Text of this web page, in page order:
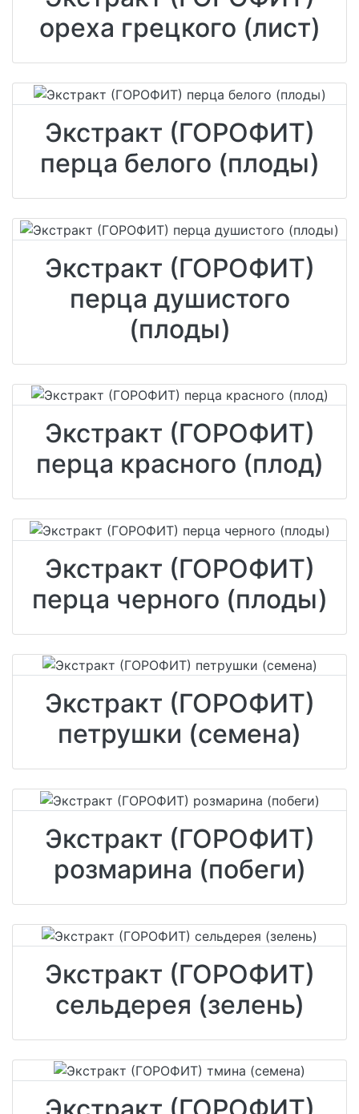
ореха грецкого (лист)
Экстракт (ГОРОФИТ)
перца белого (плоды)
Экстракт (ГОРОФИТ)
перца душистого
(плоды)
Экстракт (ГОРОФИТ)
перца красного (плод)
Экстракт (ГОРОФИТ)
перца черного (плоды)
Экстракт (ГОРОФИТ)
петрушки (семена)
Экстракт (ГОРОФИТ)
розмарина (побеги)
Экстракт (ГОРОФИТ)
сельдерея (зелень)